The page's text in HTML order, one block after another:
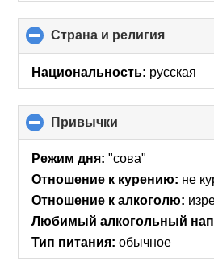
Страна и религия
to
collapse
Национальность: русская
Привычки
to
collapse
Режим дня: "сова"
Отношение к курению: не
Отношение к алкоголю:
Любимый алкогольный
Тип питания: обычное